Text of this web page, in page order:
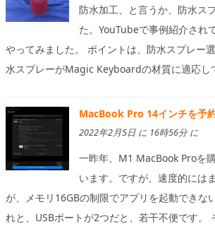
防水加工、と言うか、防水ス
た。YouTubeで事例紹介され
やってみました。 ポイントは、防水スプレー
水スプレーがMagic Keyboardの材質に適応し
MacBook Pro 14インチを予
2022年2月5日 に 16時56分 に
一昨年、M1 MacBook Proを
います。ですが、速度的には
が、メモリ16GBの制限でアプリを起動できな
れと、USBポートが2つだと、若干不便です。